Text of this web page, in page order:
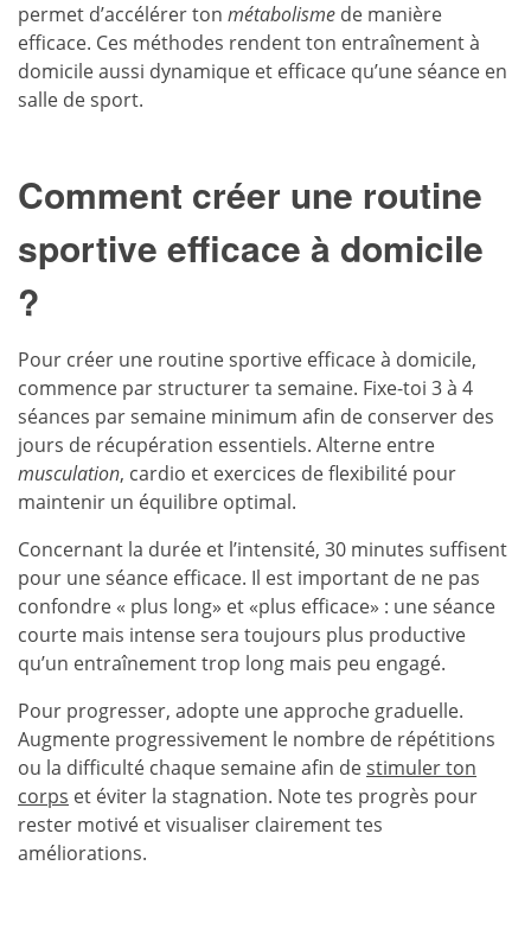
permet d’accélérer ton métabolisme de manière
efficace. Ces méthodes rendent ton entraînement à
domicile aussi dynamique et efficace qu’une séance en
salle de sport.
Comment créer une routine
sportive efficace à domicile
?
Pour créer une routine sportive efficace à domicile,
commence par structurer ta semaine. Fixe-toi 3 à 4
séances par semaine minimum afin de conserver des
jours de récupération essentiels. Alterne entre
musculation, cardio et exercices de flexibilité pour
maintenir un équilibre optimal.
Concernant la durée et l’intensité, 30 minutes suffisent
pour une séance efficace. Il est important de ne pas
confondre « plus long» et «plus efficace» : une séance
courte mais intense sera toujours plus productive
qu’un entraînement trop long mais peu engagé.
Pour progresser, adopte une approche graduelle.
Augmente progressivement le nombre de répétitions
ou la difficulté chaque semaine afin destimuler ton
corps et éviter la stagnation. Note tes progrès pour
rester motivé et visualiser clairement tes
améliorations.